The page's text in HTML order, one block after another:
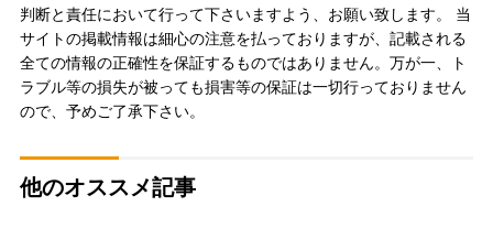
判断と責任において行って下さいますよう、お願い致します。 当
サイトの掲載情報は細心の注意を払っておりますが、記載される
全ての情報の正確性を保証するものではありません。万が一、ト
ラブル等の損失が被っても損害等の保証は一切行っておりません
ので、予めご了承下さい。
他のオススメ記事